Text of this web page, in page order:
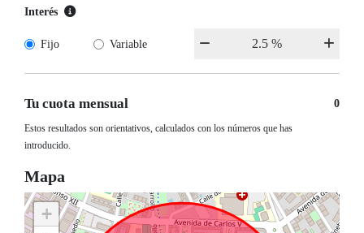
Interés
Fijo Variable
Tu cuota mensual 0
Estos resultados son orientativos, calculados con los números que has
introducido.
Mapa
+